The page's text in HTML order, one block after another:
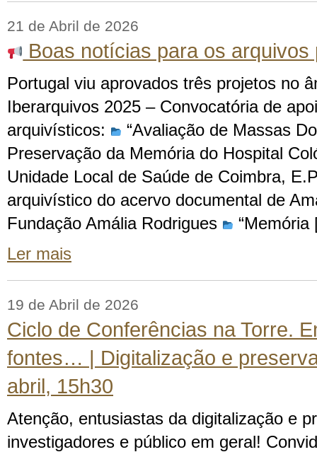
21 de Abril de 2026
Boas notícias para os arquivos
Portugal viu aprovados três projetos no
Iberarquivos 2025 – Convocatória de
arquivísticos:
“Avaliação de Massas
Preservação da Memória do Hospital
Unidade Local de Saúde de Coimbra,
arquivístico do acervo documental de
Fundação Amália Rodrigues
Ler mais
19 de Abril de 2026
Ciclo de Conferências na Torre.
fontes… | Digitalização e
abril, 15h30
Atenção, entusiastas da digitalização e
investigadores e público em geral!